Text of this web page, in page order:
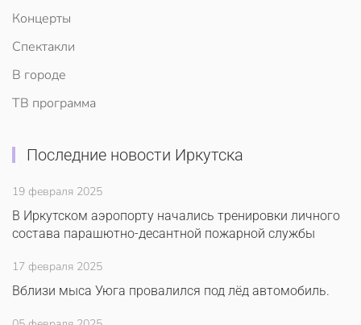
Концерты
Спектакли
В городе
ТВ программа
Последние новости Иркутска
19 февраля 2025
В Иркутском аэропорту начались тренировки личного
состава парашютно-десантной пожарной службы
17 февраля 2025
Вблизи мыса Уюга провалился под лёд автомобиль.